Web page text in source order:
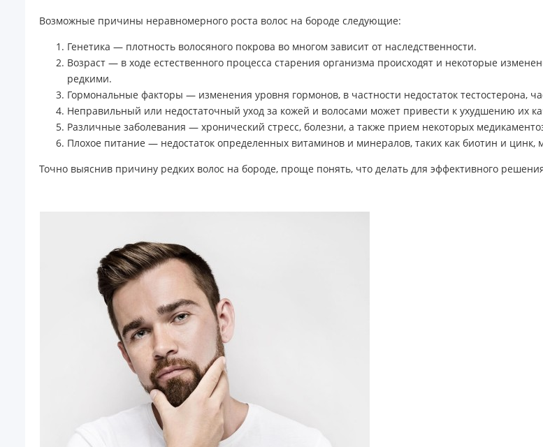
Возможные причины неравномерного роста волос на бороде следующие:
Генетика — плотность волосяного покрова во многом зависит от наследственности.
Возраст — в ходе естественного процесса старения организма происходят и некоторые
редкими.
Гормональные факторы — изменения уровня гормонов, в частности недостаток
Неправильный или недостаточный уход за кожей и волосами может привести к ухудшению их
Различные заболевания — хронический стресс, болезни, а также прием некоторых
Плохое питание — недостаток определенных витаминов и минералов, таких как биотин и цинк,
Точно выяснив причину редких волос на бороде, проще понять, что делать для эффективного